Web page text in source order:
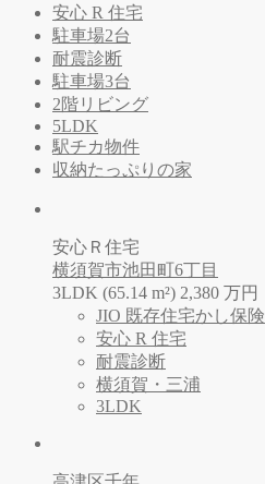
安心 R 住宅
駐車場2台
耐震診断
駐車場3台
2階リビング
5LDK
駅チカ物件
収納たっぷりの家
安心Ｒ住宅
横須賀市池田町6丁目
3LDK (65.14 m²) 2,380 万円
JIO 既存住宅かし保険
安心 R 住宅
耐震診断
横須賀・三浦
3LDK